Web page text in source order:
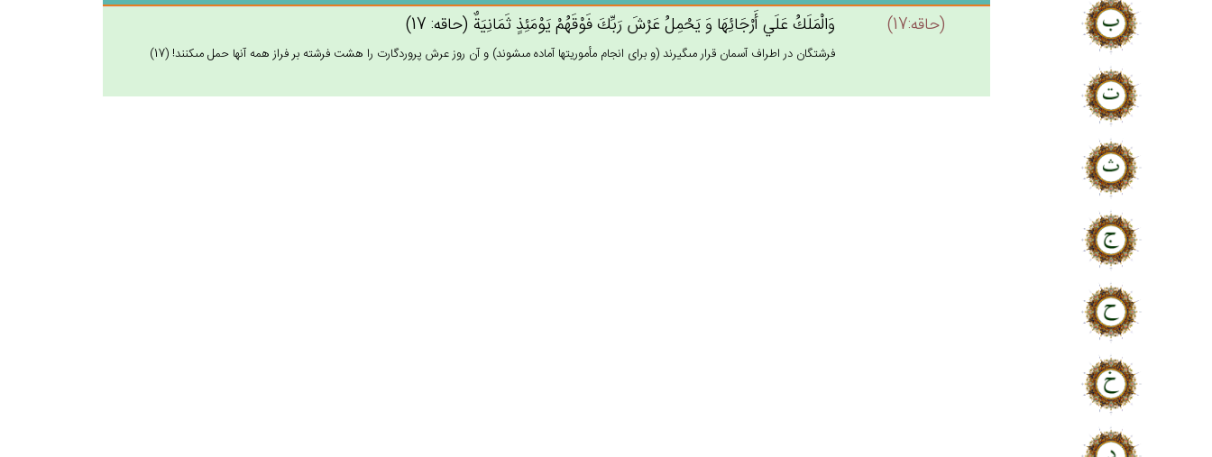
(حاقه:17) وَالْمَلَك‌ُ عَلَي‌ أَرْجَائِهَا وَ يَحْمِل‌ُ عَرْش‌َ رَبِّك‌َ فَوْقَهُم‌ْ يَوْمَئِذٍ ثَمَانِيَة‌ٌ (حاقه: 17)
فرشتگان در اطراف آسمان قرار مى‏گيرند (و براى انجام مأموريتها آماده مى‏شوند) و آن روز عرش پروردگارت را هشت فرشته بر فراز همه آنها حمل مى‏كنند! (17)